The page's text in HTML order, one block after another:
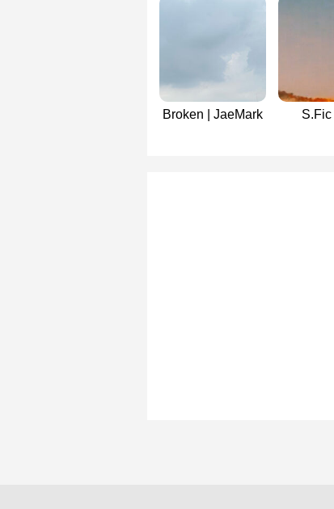
Broken | JaeMark